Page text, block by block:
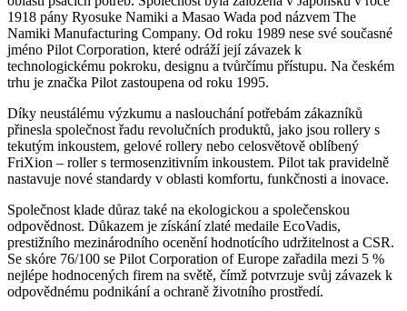
1918 pány Ryosuke Namiki a Masao Wada pod názvem The
Namiki Manufacturing Company. Od roku 1989 nese své současné
jméno Pilot Corporation, které odráží její závazek k
technologickému pokroku, designu a tvůrčímu přístupu. Na českém
trhu je značka Pilot zastoupena od roku 1995.
Díky neustálému výzkumu a naslouchání potřebám zákazníků
přinesla společnost řadu revolučních produktů, jako jsou rollery s
tekutým inkoustem, gelové rollery nebo celosvětově oblíbený
FriXion – roller s termosenzitivním inkoustem. Pilot tak pravidelně
nastavuje nové standardy v oblasti komfortu, funkčnosti a inovace.
Společnost klade důraz také na ekologickou a společenskou
odpovědnost. Důkazem je získání zlaté medaile EcoVadis,
prestižního mezinárodního ocenění hodnotícího udržitelnost a CSR.
Se skóre 76/100 se Pilot Corporation of Europe zařadila mezi 5 %
nejlépe hodnocených firem na světě, čímž potvrzuje svůj závazek k
odpovědnému podnikání a ochraně životního prostředí.